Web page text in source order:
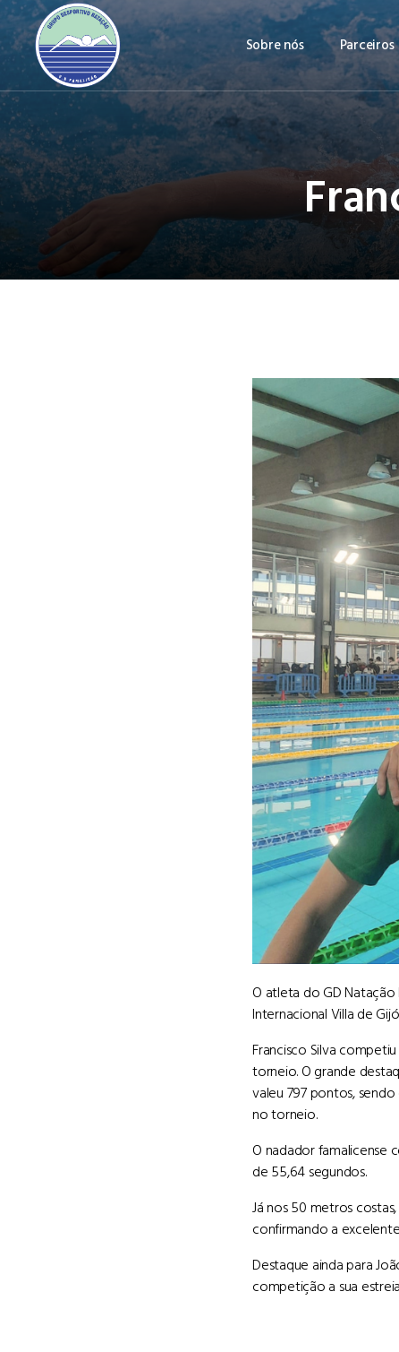
Sobre nós Parceiros
O atleta do GD Natação
Internacional Villa de
Francisco Silva
torneio. O grande
valeu 797 pontos,
no torneio.
O nadador famalicense
de 55,64 segundos.
Já nos 50 metros
confirmando a
Destaque ainda para
competição a sua